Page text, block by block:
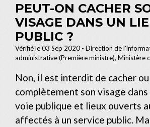
PEUT-ON CACHER
VISAGE DANS UN
PUBLIC ?
Vérifié le 03 Sep 2020 - Direction de
administrative (Première ministre), Ministère
Non, il est interdit de cacher
complètement son visage dans
voie publique et lieux ouverts
affectés à un service public.